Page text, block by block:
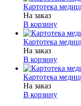
Картотека
На заказ
В корзину
Картотека
На заказ
В корзину
Картотека
На заказ
В корзину